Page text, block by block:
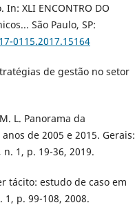
XLI ENCONTRO DO
São Paulo, SP:
0115.2017.15164
de gestão no setor
L. Panorama da
de 2005 e 2015. Gerais:
1, p. 19-36, 2019.
tácito: estudo de caso em
1, p. 99-108, 2008.